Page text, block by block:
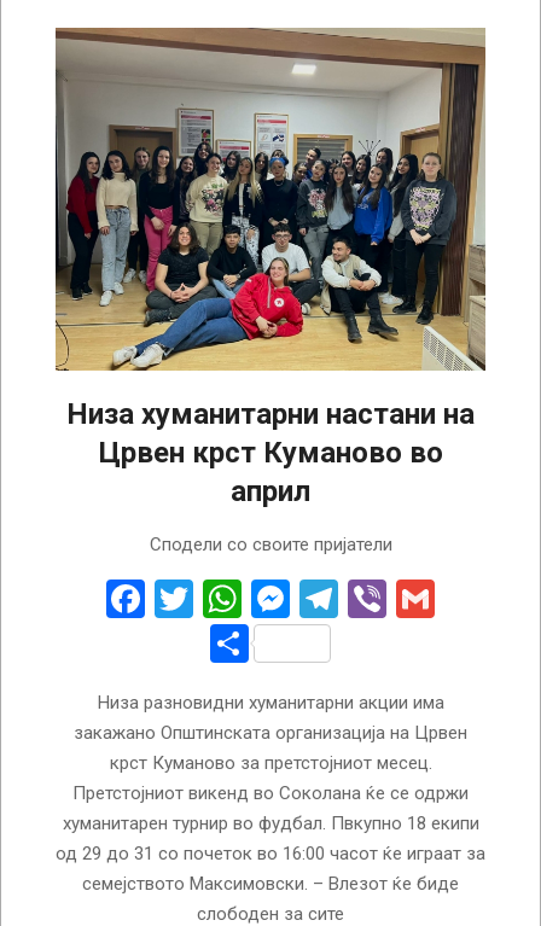
Низа хуманитарни настани на
Црвен крст Куманово во
април
Сподели со своите пријатели
Facebook
Twitter
WhatsApp
Messenger
Telegram
Viber
Share
Низа разновидни хуманитарни акции има
закажано Општинската организација на Црвен
крст Куманово за претстојниот месец.
Претстојниот викенд во Соколана ќе се одржи
хуманитарен турнир во фудбал. Пвкупно 18 екипи
од 29 до 31 со почеток во 16:00 часот ќе играат за
семејството Максимовски. – Влезот ќе биде
слободен за сите